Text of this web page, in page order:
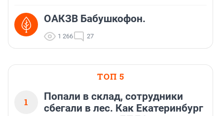
ОАКЗВ Бабушкофон.
1 266 27
ТОП 5
1
Попали в склад, сотрудники
сбегали в лес. Как Екатеринбург